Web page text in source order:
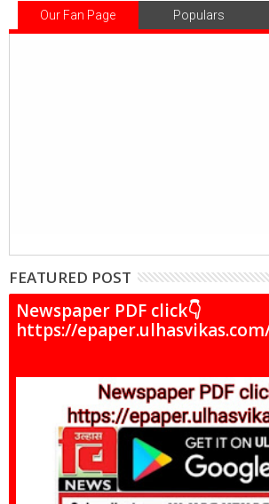
Our Fan Page Populars
FEATURED POST
Newspaper PDF click👇
https://